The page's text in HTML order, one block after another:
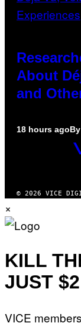
About
and
18 hours agoBy
© 2026 VICE
×
KILL
JUST
VICE